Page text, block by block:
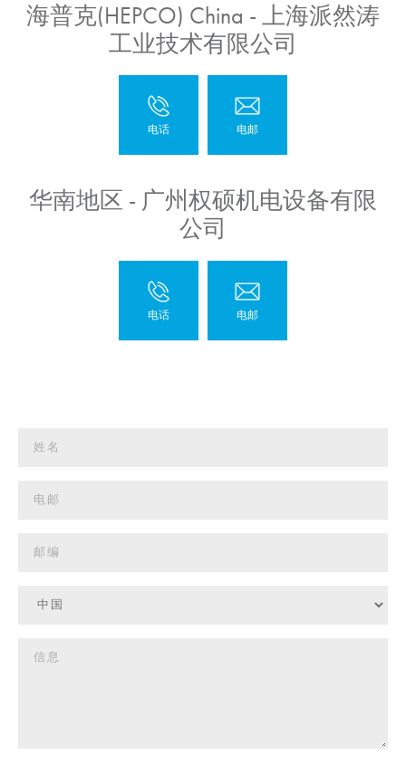
海普克(HEPCO) China - 上海派然涛
工业技术有限公司
华南地区 - 广州权硕机电设备有限
公司